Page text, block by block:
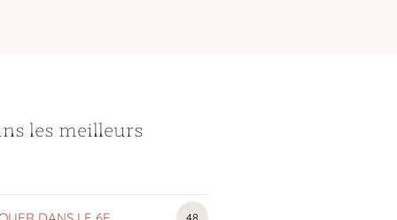
les meilleurs
APPARTEMENTS